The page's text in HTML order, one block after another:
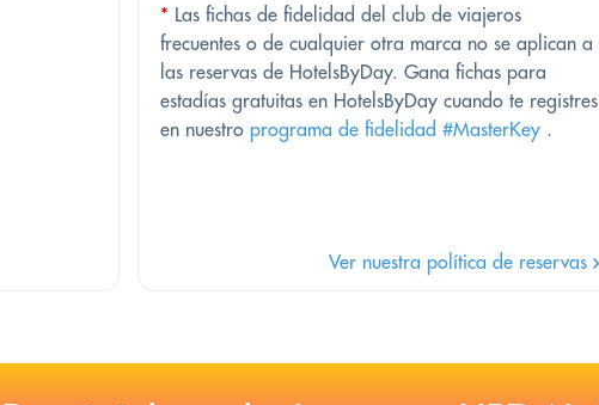
* Las fichas de fidelidad del club de viajeros
frecuentes o de cualquier otra marca no se aplican a
las reservas de HotelsByDay. Gana fichas para
estadías gratuitas en HotelsByDay cuando te registres
en nuestro programa de fidelidad #MasterKey .
Ver nuestra política de reservas